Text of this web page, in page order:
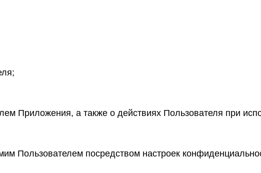
Приложения, а также о действиях Пользователя при
Пользователем посредством настроек